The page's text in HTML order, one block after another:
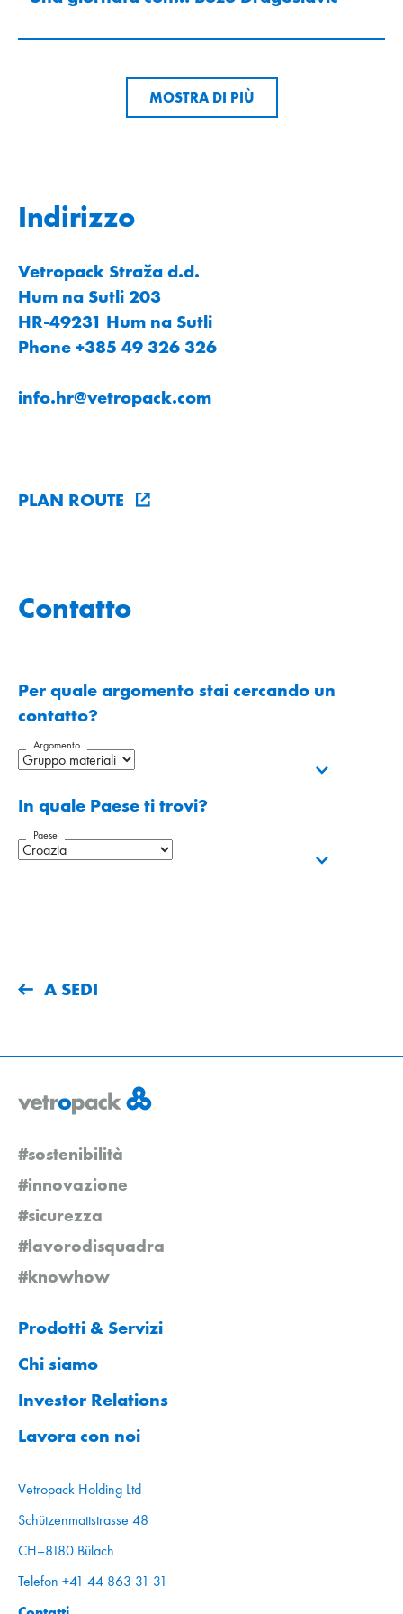
MOSTRA DI PIÙ
Indirizzo
Vetropack Straža d.d.
Hum na Sutli 203
HR-49231 Hum na Sutli
Phone +385 49 326 326
info.hr@vetropack.com
PLAN ROUTE
Contatto
Per quale argomento stai cercando un
contatto?
Argomento
In quale Paese ti trovi?
Paese
A SEDI
#sostenibilità
#innovazione
#sicurezza
#lavorodisquadra
#knowhow
Prodotti & Servizi
Chi siamo
Investor Relations
Lavora con noi
Vetropack Holding Ltd
Schützenmattstrasse 48
CH–8180 Bülach
Telefon +41 44 863 31 31